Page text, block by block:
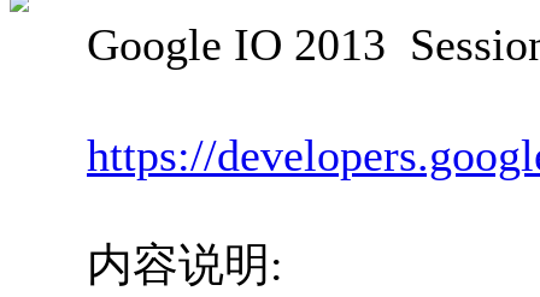
Google IO 2013
https://
内容说明: